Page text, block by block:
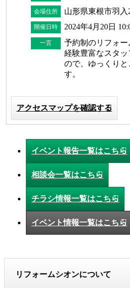
会場住所 山形県東根市羽入
開催日時 2024年4月20日
一言
予約制のリフォ
経験豊富なスタ
ので、ゆっくりと
す。
アクセスマップを確認する
イベント報告一覧はこちら
相談会一覧はこちら
チラシ情報一覧はこちら
イベント情報一覧はこちら
リフォームシオンについて